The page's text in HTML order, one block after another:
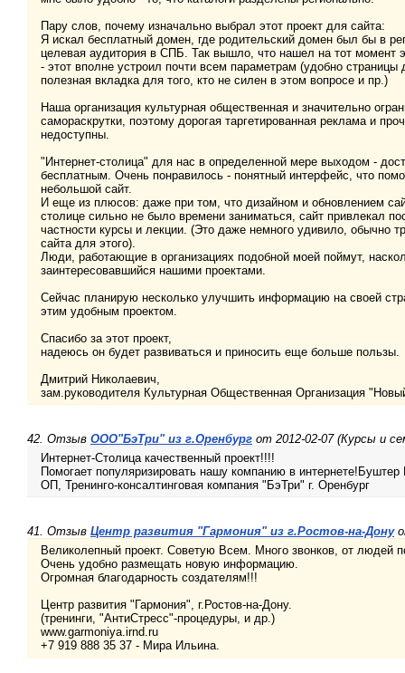
Пару слов, почему изначально выбрал этот проект для сайта:
Я искал бесплатный домен, где родительский домен был бы в
целевая аудитория в СПБ. Так вышло, что нашел на тот момент
- этот вполне устроил почти всем параметрам (удобно страницы
полезная вкладка для того, кто не силен в этом вопросе и пр.)
Наша организация культурная общественная и значительно
самораскрутки, поэтому дорогая таргетированная реклама и
недоступны.
"Интернет-столица" для нас в определенной мере выходом -
бесплатным. Очень понравилось - понятный интерфейс, что
небольшой сайт.
И еще из плюсов: даже при том, что дизайном и обновлением
столице сильно не было времени заниматься, сайт привлекал
частности курсы и лекции. (Это даже немного удивило, обычно
сайта для этого).
Люди, работающие в организациях подобной моей поймут,
заинтересовавшийся нашими проектами.
Сейчас планирую несколько улучшить информацию на своей
этим удобным проектом.
Спасибо за этот проект,
надеюсь он будет развиваться и приносить еще больше пользы.
Дмитрий Николаевич,
зам.руководителя Культурная Общественная Организация
42. Отзыв ООО"БэТри" из г.Оренбург от 2012-02-07 (Курсы и
Интернет-Столица качественный проект!!!!
Помогает популяризировать нашу компанию в
ОП, Тренинго-консалтинговая компания "БэТри" г. Оренбург
41. Отзыв Центр развития "Гармония" из г.Ростов-на-Дону
Великолепный проект. Советую Всем. Много звонков, от людей
Очень удобно размещать новую информацию.
Огромная благодарность создателям!!!
Центр развития "Гармония", г.Ростов-на-Дону.
(тренинги, "АнтиСтресс"-процедуры, и др.)
www.garmoniya.irnd.ru
+7 919 888 35 37 - Мира Ильина.